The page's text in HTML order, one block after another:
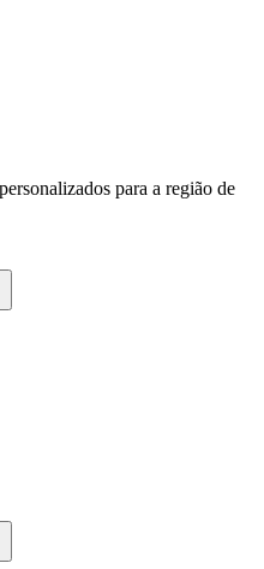
para a região de